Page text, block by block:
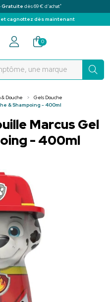
Gratuite dès 69 € d’achat*
cagnottez dès maintenant
des Rochettes Votre
0
& Douche
Gels Douche
& Shampoing - 400ml
Marcus Gel
- 400ml